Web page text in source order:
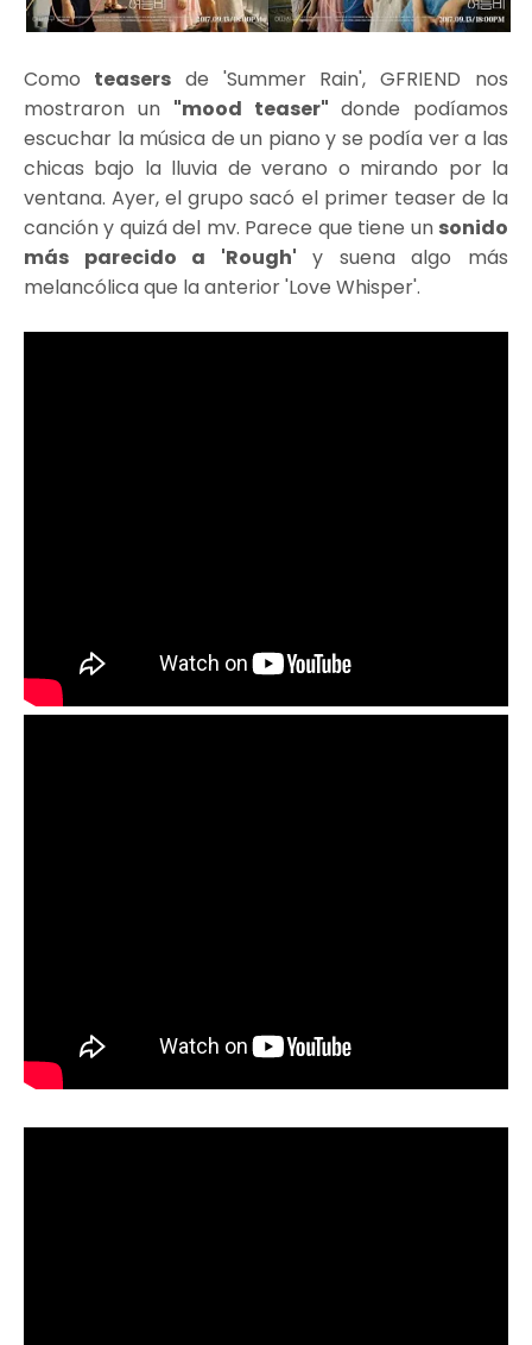
Como teasersde 'Summer Rain', GFRIEND nos
mostraron un "mood teaser" donde podíamos
escuchar la música de un piano y se podía ver a las
chicas bajo la lluvia de verano o mirando por la
ventana. Ayer, el grupo sacó el primer teaser de la
canción y quizá del mv. Parece que tiene un sonido
más parecido a 'Rough' y suena algo más
melancólica que la anterior 'Love Whisper'.